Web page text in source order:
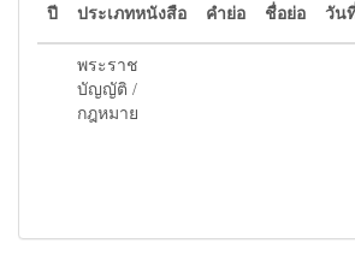
ปี ประเภทหนังสือ คำย่อ ชื่อย่อ วัน
พระราช
บัญญัติ /
กฎหมาย